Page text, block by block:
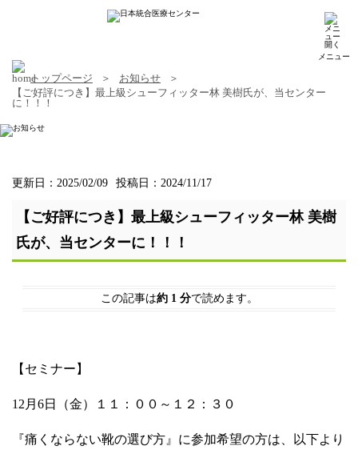
トップページ
お知らせ
【ご好評につき】最上級シューフィッター林 美樹氏が、当センター
に！！！
更新日：2025/02/09 投稿日：2024/11/17
【ご好評につき】最上級シューフィッター林 美樹
氏が、当センターに！！！
この記事は約 1 分で読めます。
【セミナー】
12月6日（金）１１：００～１２：３０
『痛くならない靴の選び方』に参加希望の方は、以下より
メニュー